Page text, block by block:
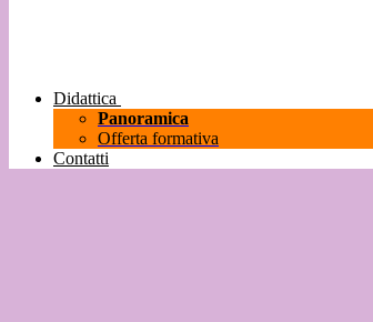
Didattica
Panoramica
Offerta formativa
Contatti